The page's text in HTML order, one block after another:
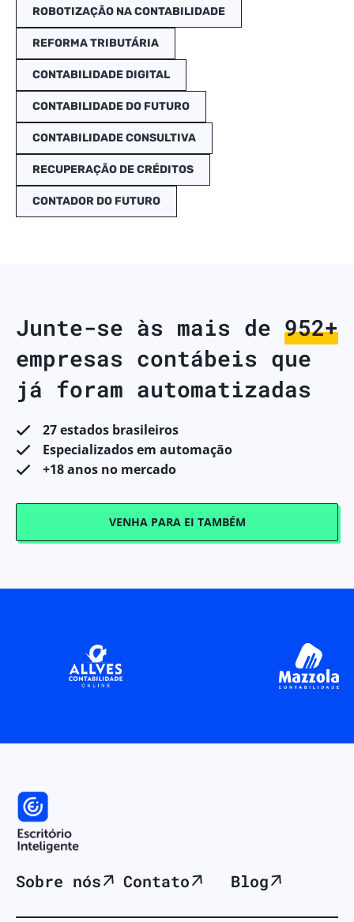
ROBOTIZAÇÃO NA CONTABILIDADE
REFORMA TRIBUTÁRIA
CONTABILIDADE DIGITAL
CONTABILIDADE DO FUTURO
CONTABILIDADE CONSULTIVA
RECUPERAÇÃO DE CRÉDITOS
CONTADOR DO FUTURO
Junte-se às mais de 998+
empresas contábeis que
já foram automatizadas
27 estados brasileiros
Especializados em automação
+18 anos no mercado
VENHA PARA EI TAMBÉM
Sobre nós Contato Blog